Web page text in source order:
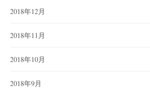
2018年12月
2018年11月
2018年10月
2018年9月